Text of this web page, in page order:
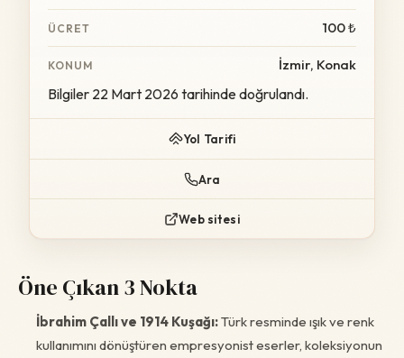
ÜCRET 100 ₺
KONUM İzmir, Konak
Bilgiler 22 Mart 2026 tarihinde doğrulandı.
Yol Tarifi
Ara
Web sitesi
Öne Çıkan 3 Nokta
İbrahim Çallı ve 1914 Kuşağı:Türk resminde ışık ve renk
kullanımını dönüştüren empresyonist eserler, koleksiyonun